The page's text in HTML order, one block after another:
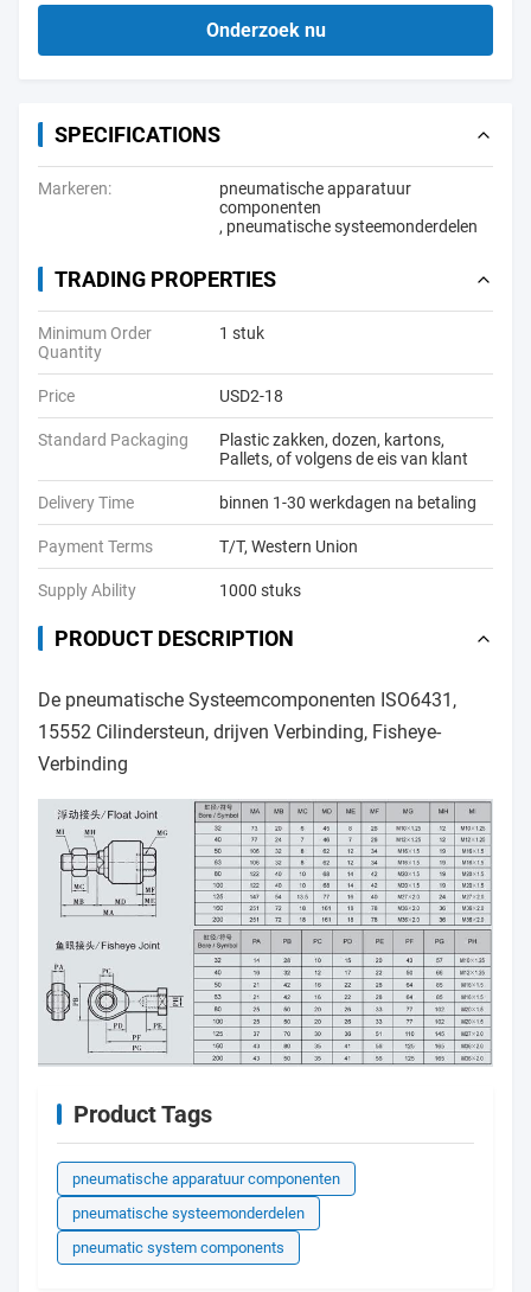
Onderzoek nu
SPECIFICATIONS
Markeren:
pneumatische apparatuur
componenten
, pneumatische systeemonderdelen
TRADING PROPERTIES
Minimum Order
Quantity
1 stuk
Price USD2-18
Standard Packaging
Plastic zakken, dozen, kartons,
Pallets, of volgens de eis van klant
Delivery Time binnen 1-30 werkdagen na betaling
Payment Terms T/T, Western Union
Supply Ability 1000 stuks
PRODUCT DESCRIPTION
De pneumatische Systeemcomponenten ISO6431,
15552 Cilindersteun, drijven Verbinding, Fisheye-
Verbinding
Product Tags
pneumatische apparatuur componenten
pneumatische systeemonderdelen
pneumatic system components